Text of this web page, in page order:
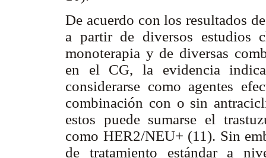
De acuerdo con los resultados
a partir de diversos estudios
monoterapia y de diversas
en el CG, la evidencia
considerarse como agentes
combinación con o sin
estos puede sumarse el
como HER2/NEU+ (11). Sin
de tratamiento estándar a